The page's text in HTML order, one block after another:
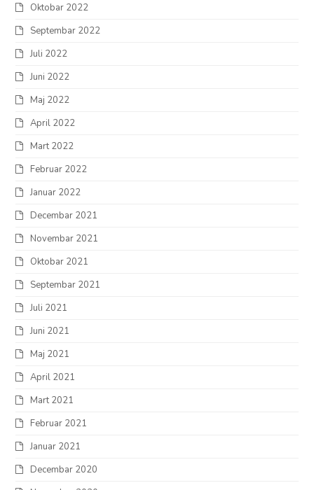
Oktobar 2022
Septembar 2022
Juli 2022
Juni 2022
Maj 2022
April 2022
Mart 2022
Februar 2022
Januar 2022
Decembar 2021
Novembar 2021
Oktobar 2021
Septembar 2021
Juli 2021
Juni 2021
Maj 2021
April 2021
Mart 2021
Februar 2021
Januar 2021
Decembar 2020